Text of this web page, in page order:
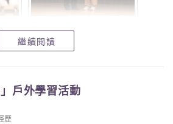
繼續閱讀
戶外學習活動
歷